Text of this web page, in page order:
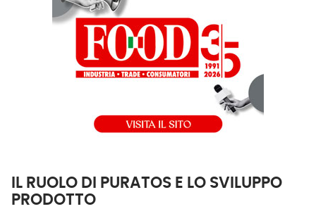
IL RUOLO DI PURATOS E LO SVILUPPO
PRODOTTO